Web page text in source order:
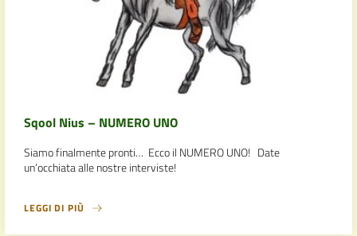
Sqool Nius – NUMERO UNO
Siamo finalmente pronti… Ecco il NUMERO UNO! Date
un’occhiata alle nostre interviste!
LEGGI DI PIÙ